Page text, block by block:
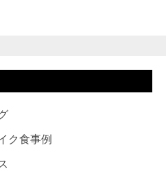
ク食事例